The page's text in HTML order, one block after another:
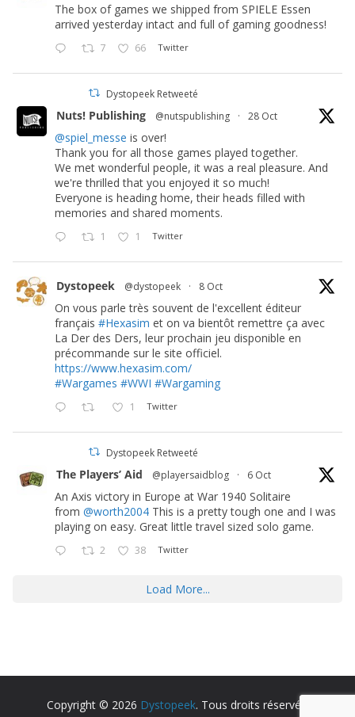
The box of games we shipped from SPIELE Essen
arrived yesterday intact and full of gaming goodness!
7 66 Twitter
Dystopeek Retweeté
Nuts! Publishing @nutspublishing · 28 Oct
@spiel_messe is over!
Thank you for all those games played together.
We met wonderful people, it was a real pleasure. And
we're thrilled that you enjoyed it so much!
Everyone is heading home, their heads filled with
memories and shared moments.
1 1 Twitter
Dystopeek @dystopeek · 8 Oct
On vous parle très souvent de l'excellent éditeur
français #Hexasim et on va bientôt remettre ça avec
La Der des Ders, leur prochain jeu disponible en
précommande sur le site officiel.
https://www.hexasim.com/
#Wargames #WWI #Wargaming
1 Twitter
Dystopeek Retweeté
The Players’ Aid @playersaidblog · 6 Oct
An Axis victory in Europe at War 1940 Solitaire
from @worth2004 This is a pretty tough one and I was
playing on easy. Great little travel sized solo game.
2 38 Twitter
Load More...
Copyright © 2026 Dystopeek. Tous droits réservés.